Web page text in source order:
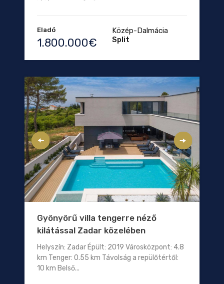
Eladó
1.800.000€
Közép-Dalmácia
Split
Gyönyörű villa tengerre néző
kilátással Zadar közelében
Helyszín: Zadar Épült: 2019 Városközpont: 4.8
km Tenger: 0.55 km Távolság a repülőtértől:
10 km Belső...